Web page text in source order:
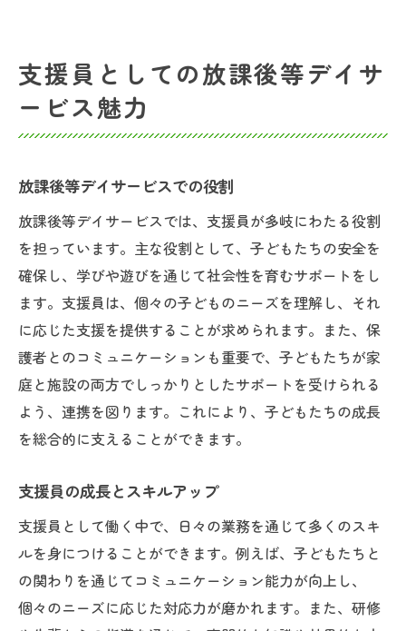
支援員としての放課後等デイサ
ービス魅力
放課後等デイサービスでの役割
放課後等デイサービスでは、支援員が多岐にわたる役割
を担っています。主な役割として、子どもたちの安全を
確保し、学びや遊びを通じて社会性を育むサポートをし
ます。支援員は、個々の子どものニーズを理解し、それ
に応じた支援を提供することが求められます。また、保
護者とのコミュニケーションも重要で、子どもたちが家
庭と施設の両方でしっかりとしたサポートを受けられる
よう、連携を図ります。これにより、子どもたちの成長
を総合的に支えることができます。
支援員の成長とスキルアップ
支援員として働く中で、日々の業務を通じて多くのスキ
ルを身につけることができます。例えば、子どもたちと
の関わりを通じてコミュニケーション能力が向上し、
個々のニーズに応じた対応力が磨かれます。また、研修